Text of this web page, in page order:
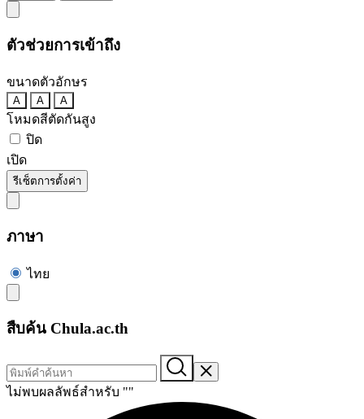
ตัวช่วยการเข้าถึง
ขนาดตัวอักษร
A A A
โหมดสีตัดกันสูง
ปิด
เปิด
รีเซ็ตการตั้งค่า
ภาษา
ไทย
สืบค้น Chula.ac.th
ไม่พบผลลัพธ์สำหรับ ""